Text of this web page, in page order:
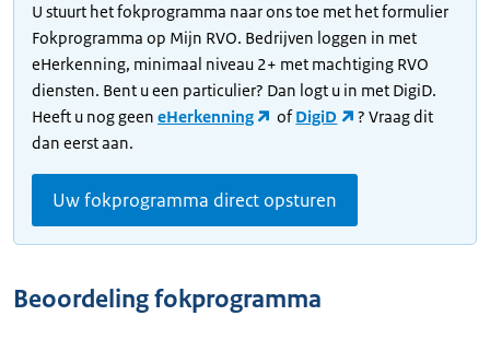
U stuurt het fokprogramma naar ons toe met het formulier
Fokprogramma op Mijn RVO. Bedrijven loggen in met
eHerkenning, minimaal niveau 2+ met machtiging RVO
diensten. Bent u een particulier? Dan logt u in met DigiD.
Heeft u nog geen eHerkenning ofDigiD
? Vraag dit
dan eerst aan.
Uw fokprogramma direct opsturen
Beoordeling fokprogramma